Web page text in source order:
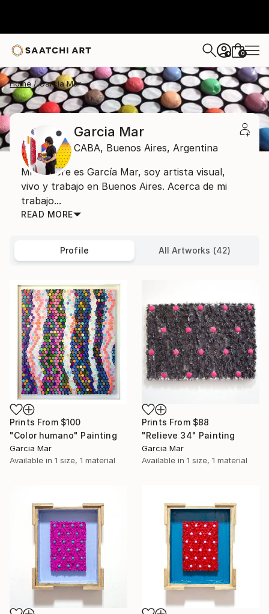
+ 0
Home Garcia Mar
Garcia Mar
CABA, Buenos Aires, Argentina
Mi nombre es García Mar, soy artista visual,
vivo y trabajo en Buenos Aires. Acerca de mi
trabajo...
READ MORE
Profile All Artworks (42)
Prints From $100
"Color humano" Painting
Garcia Mar
Available in 1 size, 1 material
Prints From $88
"Relieve 34" Painting
Garcia Mar
Available in 1 size, 1 material